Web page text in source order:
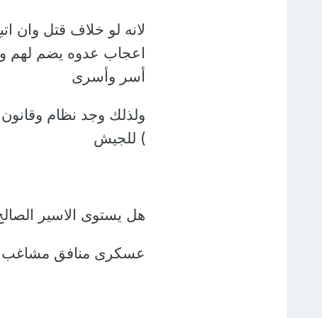
لانه لو خلاف قتل وان
اعجاب عدوه يضم لهم
أسر وأسرى
ولذلك وجد نظام
) للجيش
هل يستوى الاسير
عسكرى منافق مشاغب